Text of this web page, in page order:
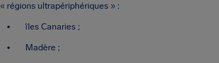
« régions ultrapériphériques » :
îles Canaries ;
Madère ;